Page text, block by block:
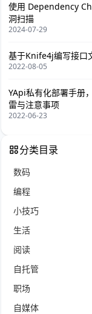
使用 Dependency
洞扫描
2024-07-29
基于Knife4j编写接口
2022-08-05
YApi私有化部署手册
雷与注意事项
2022-06-23
分类目录
数码
编程
小技巧
生活
阅读
自托管
职场
自媒体